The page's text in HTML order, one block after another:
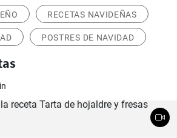
RECETAS NAVIDEÑAS
POSTRES DE NAVIDAD